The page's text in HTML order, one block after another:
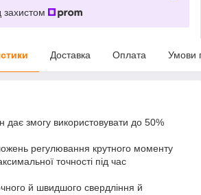
захистом
Доставка Оплата Умови
дає змогу використовувати до 50%
регулювання крутного моменту
точності під час
й швидшого свердління й